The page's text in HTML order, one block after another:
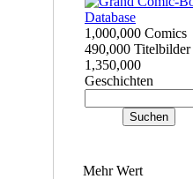
1,000,000 Comics
490,000 Titelbilder
1,350,000
Geschichten
Mehr Wert